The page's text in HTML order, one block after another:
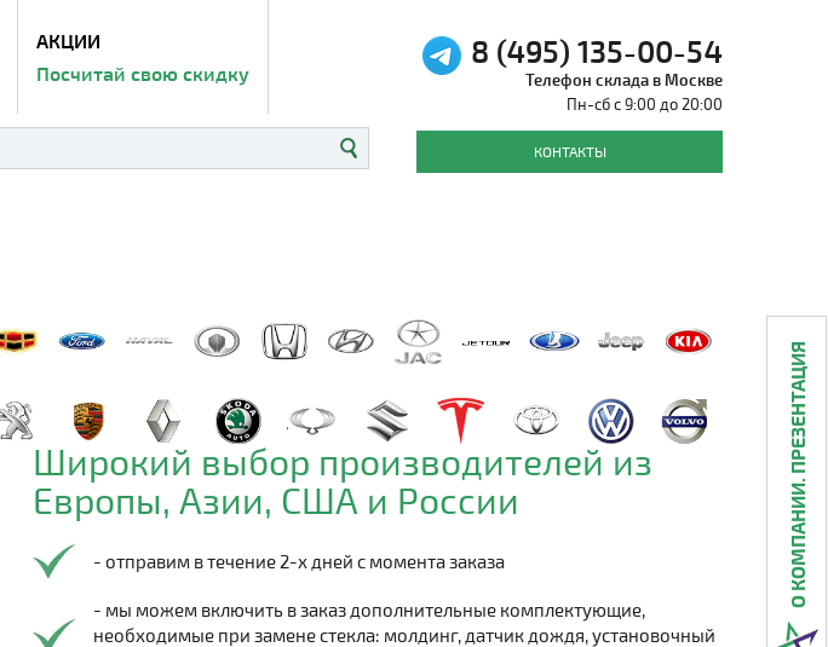
АКЦИИ
Посчитай свою скидку
8 (495) 135-00-54
Телефон склада в Москве
Пн-сб с 9:00 до 20:00
КОНТАКТЫ
Широкий выбор производителей из
Европы, Азии, США и России
- отправим в течение 2-х дней с момента заказа
- мы можем включить в заказ дополнительные комплектующие,
необходимые при замене стекла: молдинг, датчик дождя, установочный
О КОМПАНИИ. ПРЕЗЕНТАЦИЯ